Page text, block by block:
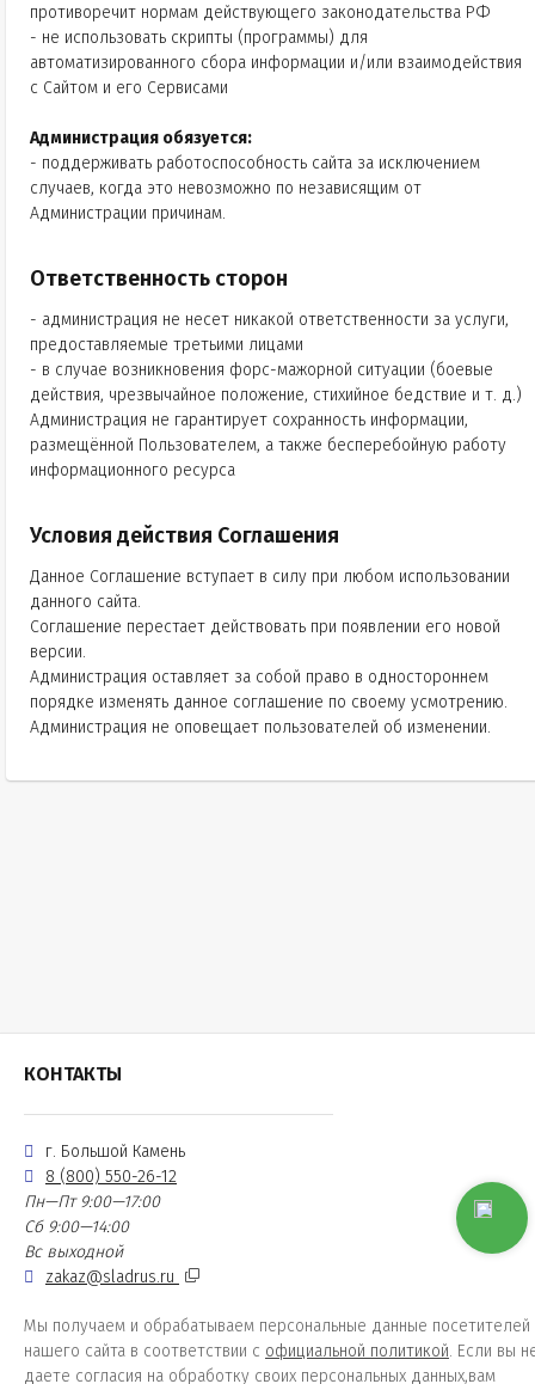
противоречит нормам действующего законодательства РФ
- не использовать скрипты (программы) для
автоматизированного сбора информации и/или взаимодействия
с Сайтом и его Сервисами
Администрация обязуется:
- поддерживать работоспособность сайта за исключением
случаев, когда это невозможно по независящим от
Администрации причинам.
Ответственность сторон
- администрация не несет никакой ответственности за услуги,
предоставляемые третьими лицами
- в случае возникновения форс-мажорной ситуации (боевые
действия, чрезвычайное положение, стихийное бедствие и т. д.)
Администрация не гарантирует сохранность информации,
размещённой Пользователем, а также бесперебойную работу
информационного ресурса
Условия действия Соглашения
Данное Соглашение вступает в силу при любом использовании
данного сайта.
Соглашение перестает действовать при появлении его новой
версии.
Администрация оставляет за собой право в одностороннем
порядке изменять данное соглашение по своему усмотрению.
Администрация не оповещает пользователей об изменении.
КОНТАКТЫ
г. Большой Камень
8 (800) 550-26-12
Пн—Пт 9:00—17:00
Сб 9:00—14:00
Вс выходной
zakaz@sladrus.ru
Мы получаем и обрабатываем персональные данные посетителей
нашего сайта в соответствии с официальной политикой. Если вы
даете согласия на обработку своих персональных данных,вам